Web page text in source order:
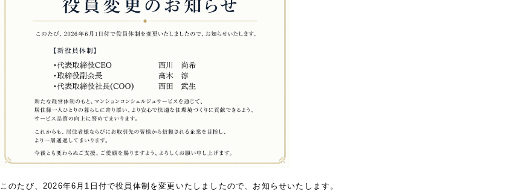
このたび、2026年6月1日付で役員体制を変更いたしましたので、お知らせいたします。